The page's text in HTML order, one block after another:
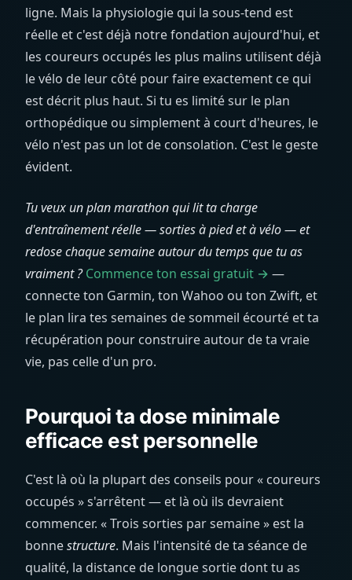
ligne. Mais la physiologie qui la sous-tend est
réelle et c'est déjà notre fondation aujourd'hui, et
les coureurs occupés les plus malins utilisent déjà
le vélo de leur côté pour faire exactement ce qui
est décrit plus haut. Si tu es limité sur le plan
orthopédique ou simplement à court d'heures, le
vélo n'est pas un lot de consolation. C'est le geste
évident.
Tu veux un plan marathon qui lit ta charge
d'entraînement réelle — sorties à pied et à vélo — et
redose chaque semaine autour du temps que tu as
vraiment ? Commence ton essai gratuit → —
connecte ton Garmin, ton Wahoo ou ton Zwift, et
le plan lira tes semaines de sommeil écourté et ta
récupération pour construire autour de ta vraie
vie, pas celle d'un pro.
Pourquoi ta dose minimale
efficace est personnelle
C'est là où la plupart des conseils pour « coureurs
occupés » s'arrêtent — et là où ils devraient
commencer. « Trois sorties par semaine » est la
bonnestructure. Mais l'intensité de ta séance de
qualité, la distance de longue sortie dont tu as